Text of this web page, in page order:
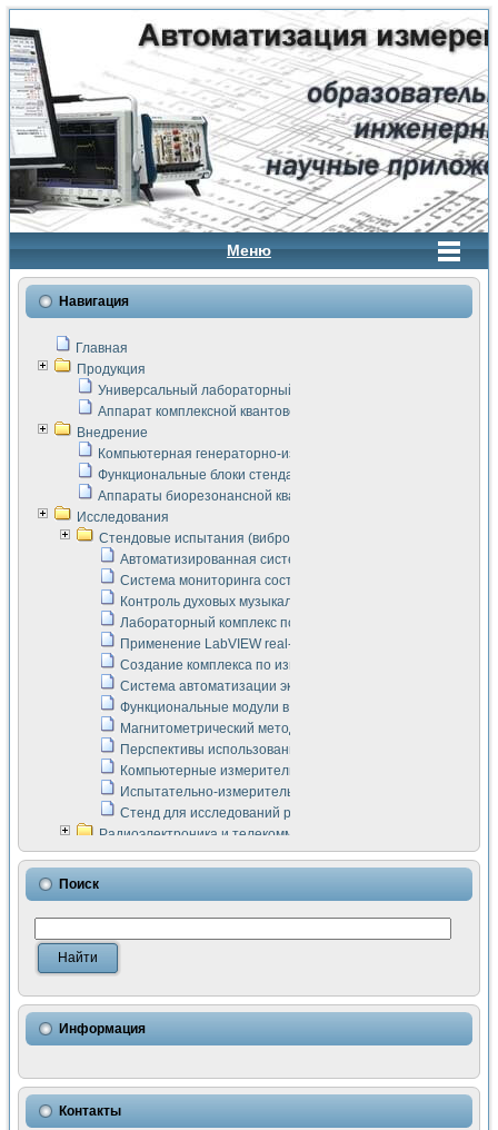
Меню
Навигация
Главная
Продукция
Универсальный лабораторный стенд "Сигнал-USB"
Аппарат комплексной квантовой терапии Интроскан
Внедрение
Компьютерная генераторно-измерительная система
Функциональные блоки стенда "Сигнал-USB"
Аппараты биорезонансной квантовой терапии серии СКАН
Исследования
Стендовые испытания (виброакустика, тензометрия и т.п.)
Автоматизированная система измерения параметров
Система мониторинга состояния тяговых
Контроль духовых музыкальных инструментов
Лабораторный комплекс по исследованию элементной
Применение LabVIEW real-time module для
Создание комплекса по измерению скорости подвижного
Система автоматизации экспериментальных
Функциональные модули в стандарте Nl SCXI для
Магнитометрический метод в дефектоскопии сварных
Перспективы использования машинного зрения в
Компьютерные измерительные системы для
Испытательно-измерительный комплекс аппаратуры для
Стенд для исследований рабочих процессов ДВС в
Радиоэлектроника и телекоммуникации
LabVIEW в расчетах радиолиний систем передачи данных
Аппаратно-программный комплекс для исследования
Виртуальный лабораторный стенд для исследования
Измерение шумовых параметров операционных
Измерительный преобразователь на основе цифровой
Использование NI LabVIEW для математического
Исследовние возможности создания измерителя ВАХ
Математическое моделирование генератора сигналов -
Применение осциллографического модуля с высоким
Симуляция отклика импульсного радиолокационного
Поиск
Информация
Контакты